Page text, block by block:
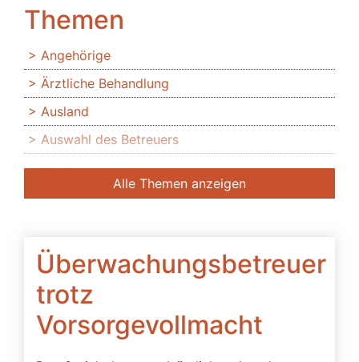
Überwachungsbetreuer
trotz
Vorsorgevollmacht
Themen
Angehörige
Ärztliche Behandlung
Ausland
Auswahl des Betreuers
Banken
Bedingte Vollmacht
Beglaubigung
Beratung des Bevollmächtigten durch das
Betreuungsgericht
Beschwerdebefugnis
Alle Themen anzeigen